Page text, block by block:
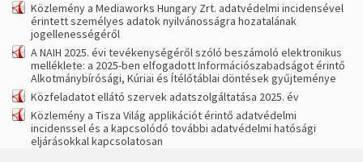
Közlemény a Mediaworks Hungary Zrt. adatvédelmi incidensével
érintett személyes adatok nyilvánosságra hozatalának
jogellenességéről
A NAIH 2025. évi tevékenységéről szóló beszámoló elektronikus
melléklete: a 2025-ben elfogadott Információszabadságot érintő
Alkotmánybírósági, Kúriai és Ítélőtáblai döntések gyűjteménye
Közfeladatot ellátó szervek adatszolgáltatása 2025. év
Közlemény a Tisza Világ applikációt érintő adatvédelmi
incidenssel és a kapcsolódó további adatvédelmi hatósági
eljárásokkal kapcsolatosan